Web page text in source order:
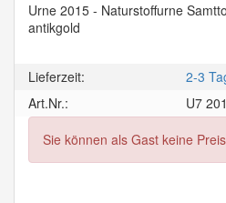
Urne 2015 - Naturstoffurne
antikgold
Lieferzeit:
2-3
Art.Nr.:
U7
Sie können als Gast keine